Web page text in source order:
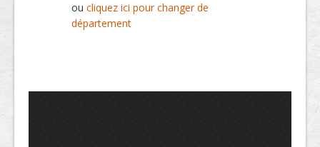
ou cliquez ici pour changer de
département